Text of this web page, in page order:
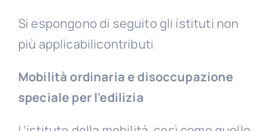
Si espongono di seguito gli istituti non
più applicabilicontributi
Mobilità ordinaria e disoccupazione
speciale per l’edilizia